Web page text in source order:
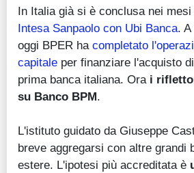
In Italia già si è conclusa nei
Intesa Sanpaolo con Ubi Banca. A
oggi BPER ha completato
capitale per finanziare l'acquisto
prima banca italiana. Ora i
su Banco BPM.
L'istituto guidato da Giuseppe
breve aggregarsi con altre grandi
estere. L'ipotesi più accreditata è